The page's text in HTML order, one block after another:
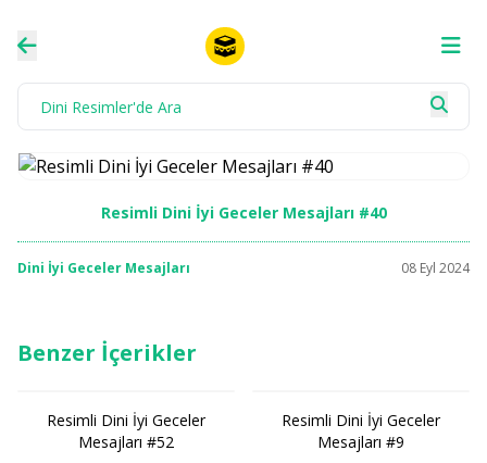
Resimli Dini İyi Geceler Mesajları #40
Dini İyi Geceler Mesajları 08 Eyl 2024
Benzer İçerikler
Resimli Dini İyi Geceler
Mesajları #52
Resimli Dini İyi Geceler
Mesajları #9